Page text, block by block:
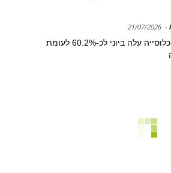
-
21/07/2026
אחוז המועסקים מכלל האוכלוסייה עלה ביוני לכ-60.2% לעומת